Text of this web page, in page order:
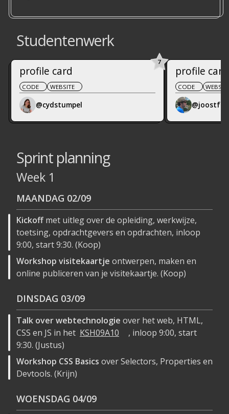
Studentenwerk
profile card
7
CODE WEBSITE
@cydstumpel
profile card
CODE
@joostf
Sprint planning
Week 1
MAANDAG 02/09
Kickoffmet uitleg over de opleiding, werkwijze,
toetsing, opdrachtgevers en opdrachten, inloop
9:00, start 9:30. (Koop)
Workshop visitekaartje ontwerpen, maken en
online publiceren van je visitekaartje. (Koop)
DINSDAG 03/09
Talk over webtechnologie over het web, HTML,
CSS en JS in het KSH09A10
, inloop 9:00, start
9:30. (Justus)
Workshop CSS Basics over Selectors, Properties en
Devtools. (Krijn)
WOENSDAG 04/09